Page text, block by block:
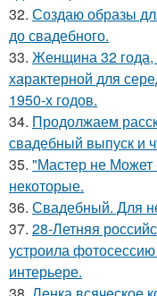
32. Создаю образы
до свадебного.
33. Женщина 32 года,
характерной для
1950-х годов.
34. Продолжаем
свадебный выпуск и
35. "Мастер не Может
некоторые.
36. Свадебный. Для
37. 28-Летняя
устроила
интерьере.